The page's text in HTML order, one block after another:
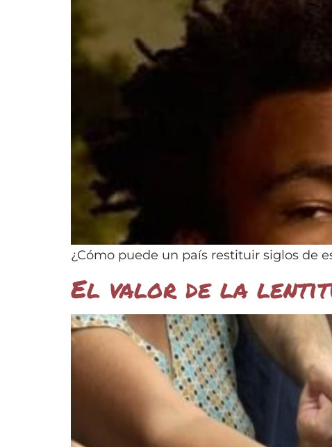
¿Cómo puede un país restituir siglos de
El valor de la